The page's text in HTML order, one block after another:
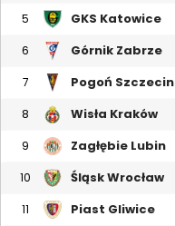
5 GKS Katowice
6 Górnik Zabrze
7 Pogoń Szczecin
8 Wisła Kraków
9 Zagłębie Lubin
10 Śląsk Wrocław
11 Piast Gliwice